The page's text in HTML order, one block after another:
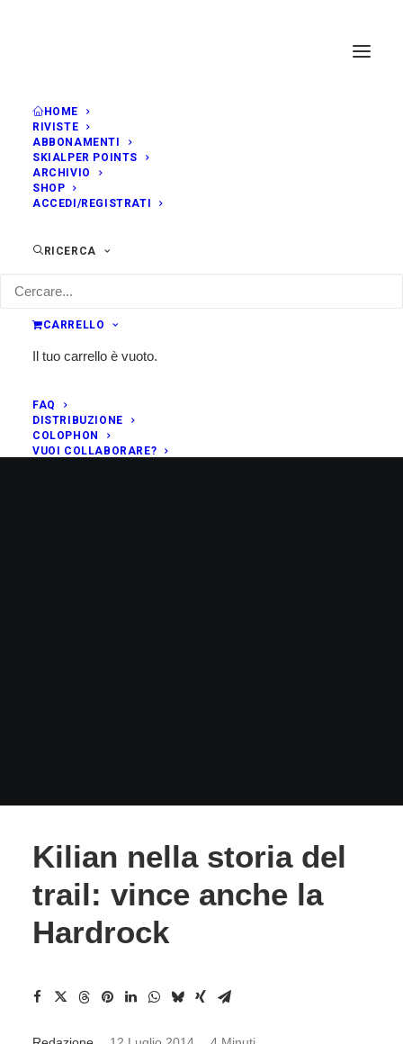
HOME
RIVISTE
ABBONAMENTI
SKIALPER POINTS
ARCHIVIO
SHOP
ACCEDI/REGISTRATI
RICERCA
CARRELLO
Il tuo carrello è vuoto.
FAQ
DISTRIBUZIONE
COLOPHON
VUOI COLLABORARE?
Kilian nella storia del
trail: vince anche la
Hardrock